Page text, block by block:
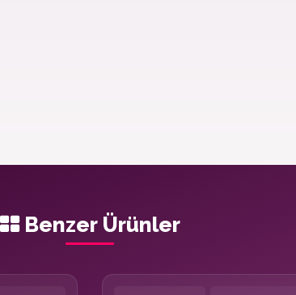
Benzer Ürünler